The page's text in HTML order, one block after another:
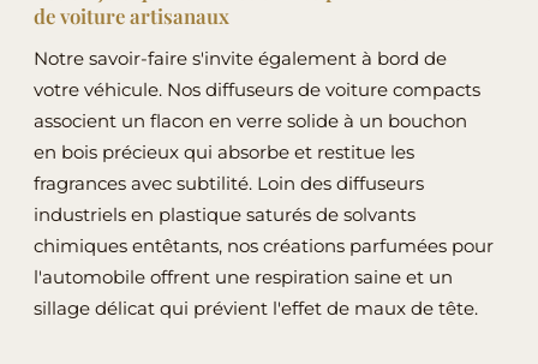
de voiture artisanaux
Notre savoir-faire s'invite également à bord de
votre véhicule. Nos diffuseurs de voiture compacts
associent un flacon en verre solide à un bouchon
en bois précieux qui absorbe et restitue les
fragrances avec subtilité. Loin des diffuseurs
industriels en plastique saturés de solvants
chimiques entêtants, nos créations parfumées pour
l'automobile offrent une respiration saine et un
sillage délicat qui prévient l'effet de maux de tête.